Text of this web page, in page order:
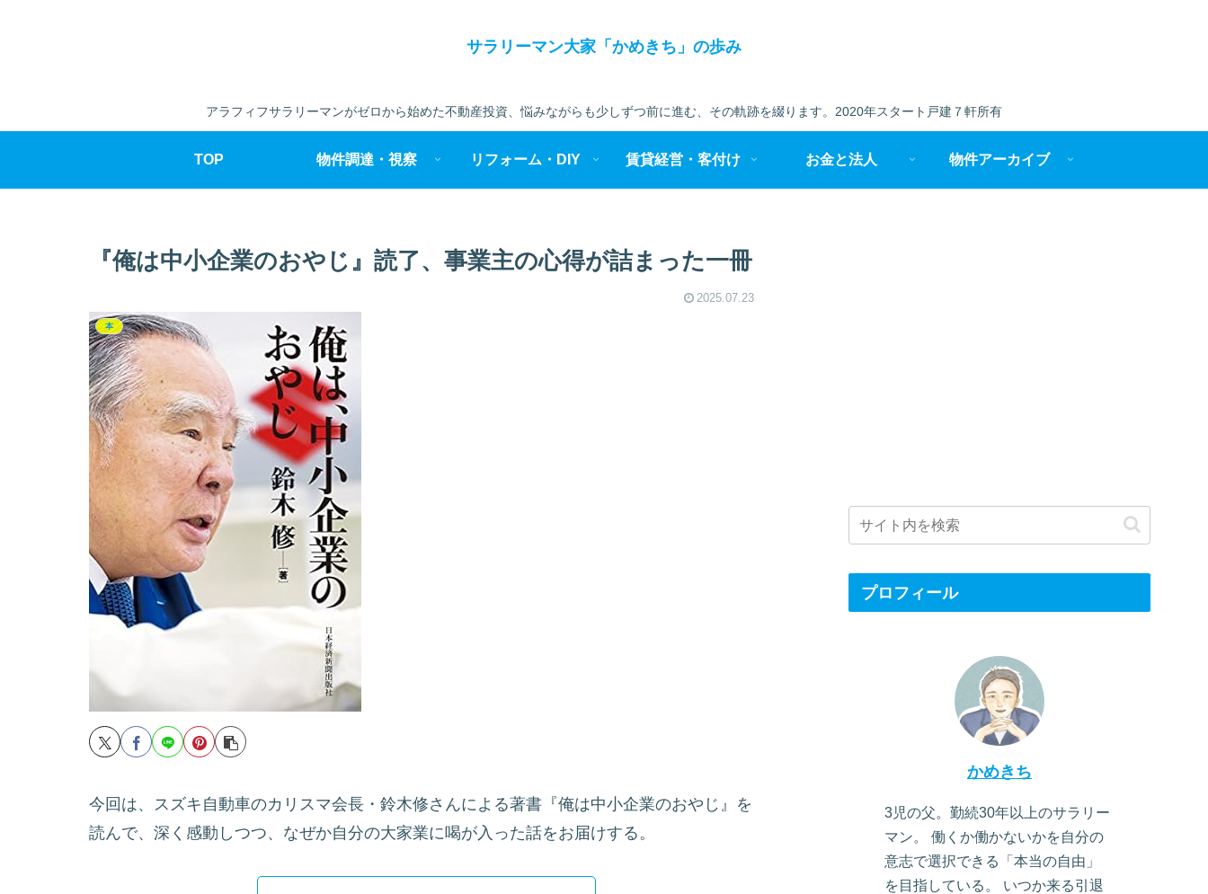
サラリーマン大家「かめきち」の歩み
アラフィフサラリーマンがゼロから始めた不動産投資、悩みながらも少しずつ前に進む、その軌跡を綴ります。2020年スタート戸建７軒所有
TOP 物件調達・視察 リフォーム・DIY 賃貸経営・客付け お金と法人 物件アーカイブ
『俺は中小企業のおやじ』読了、事業主の心得が詰まった一冊
2025.07.23
本
今回は、スズキ自動車のカリスマ会長・鈴木修さんによる著書『俺は中小企業のおやじ』を
読んで、深く感動しつつ、なぜか自分の大家業に喝が入った話をお届けする。
プロフィール
かめきち
3児の父。勤続30年以上のサラリー
マン。 働くか働かないかを自分の
意志で選択できる「本当の自由」
を目指している。 いつか来る引退